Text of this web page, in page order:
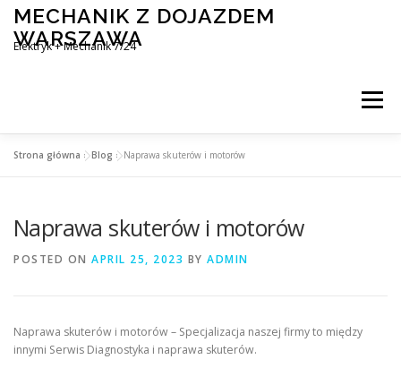
Skip
content
MECHANIK Z DOJAZDEM
WARSZAWA
Elektryk + Mechanik 7/24
Menu
ELEKTRYK SAMOCHODOWY BLOG KONTAKT
Strona główna »Blog »Naprawa skuterów i motorów
Naprawa skuterów i motorów
POSTED ON APRIL 25, 2023 BY ADMIN
Naprawa skuterów i motorów – Specjalizacja naszej firmy to między
innymi Serwis Diagnostyka i naprawa skuterów.